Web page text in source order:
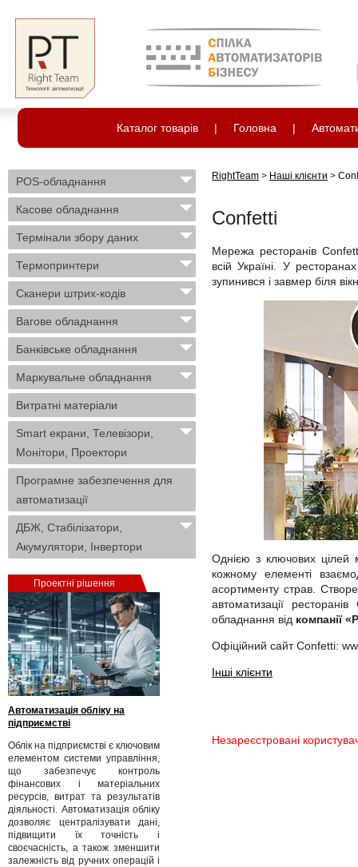
Каталог товарів | Головна |
POS-обладнання
Касове обладнання
Термінали збору даних
Термопринтери
Сканери штрих-кодів
Вагове обладнання
Банківське обладнання
Маркувальне обладнання
Витратні матеріали
Smart екрани, Телевізори,
Монітори, Проектори
Програмне забезпечення для
автоматизації
ДБЖ, Стабілізатори,
Акумулятори, Інвертори
Проектні рішення
Автоматизація обліку на
підприємстві
Облік на підприємстві є ключовим
елементом системи управління,
що забезпечує контроль
фінансових і матеріальних
ресурсів, витрат та результатів
діяльності. Автоматизація обліку
дозволяє централізувати дані,
підвищити їх точність і
своєчасність, а також зменшити
залежність від ручних операцій і
RightTeam > Наші клієнти >
Confetti
Мережа ресторанів
всій Україні. У
зупинився і завмер біля
Однією з ключових цілей
кожному елементі
асортименту страв.
автоматизації
обладнання від компанії
Офіційний сайт Confetti:
Інші клієнти
Незареєстровані